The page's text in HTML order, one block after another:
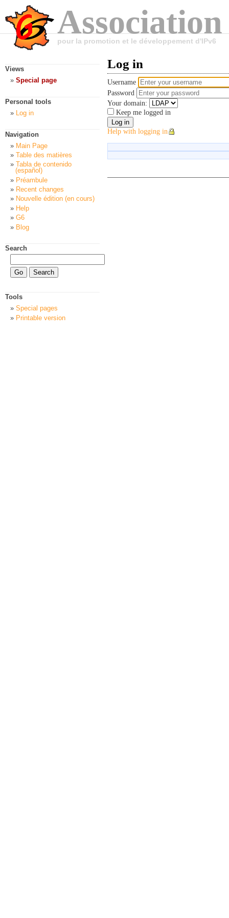
pour la promotion et le développement d'IPv6
Log in
Username
Password
Your domain:
Keep me logged in
Help with logging in
Views
Special page
Personal tools
Log in
Navigation
Main Page
Table des matières
Tabla de contenido
(español)
Préambule
Recent changes
Nouvelle édition (en cours)
Help
G6
Blog
Search
Tools
Special pages
Printable version